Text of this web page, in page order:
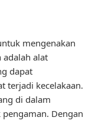
mengenakan
adalah alat
dapat
terjadi kecelakaan.
di dalam
Dengan